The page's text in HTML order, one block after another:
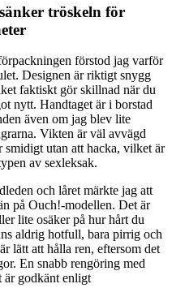
tröskeln för
förstod jag varför
Designen är riktigt snygg
faktiskt gör skillnad när du
nytt. Handtaget är i borstad
även om jag blev lite
Vikten är väl avvägd
utan att hacka, vilket är
av sexleksak.
och låret märkte jag att
på Ouch!-modellen. Det är
lite osäker på hur hårt du
aldrig hotfull, bara pirrig och
lätt att hålla ren, eftersom det
En snabb rengöring med
är godkänt enligt